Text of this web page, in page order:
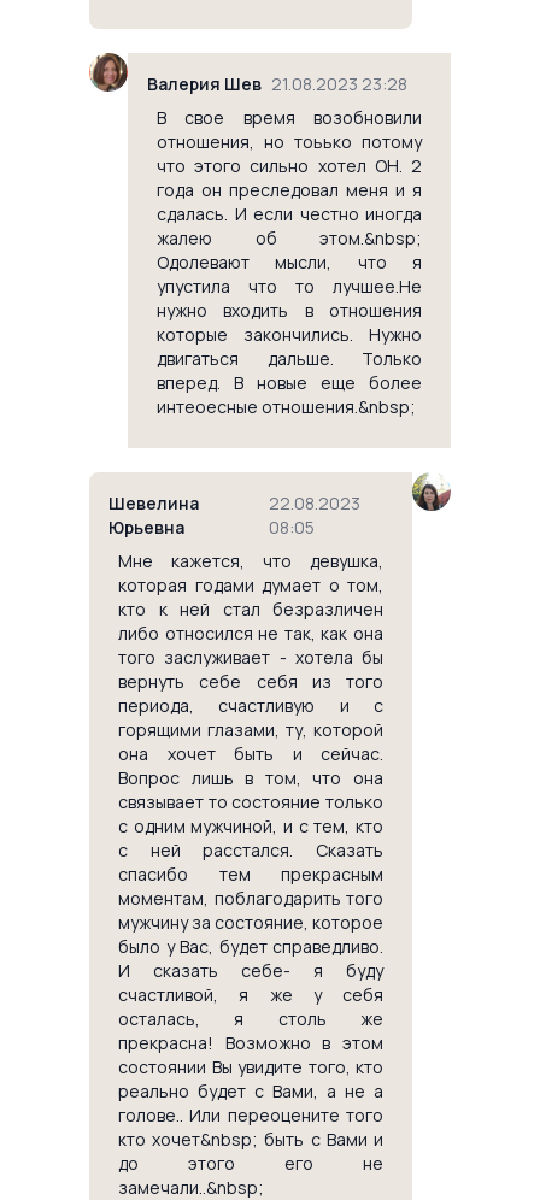
Валерия Шев 21.08.2023 23:28
В свое время возобновили
отношения, но тоьько потому
что этого сильно хотел ОН. 2
года он преследовал меня и я
сдалась. И если честно иногда
жалею об этом.&nbsp;
Одолевают мысли, что я
упустила что то лучшее.Не
нужно входить в отношения
которые закончились. Нужно
двигаться дальше. Только
вперед. В новые еще более
интеоесные отношения.&nbsp;
Шевелина
Юрьевна
22.08.2023
08:05
Мне кажется, что девушка,
которая годами думает о том,
кто к ней стал безразличен
либо относился не так, как она
того заслуживает - хотела бы
вернуть себе себя из того
периода, счастливую и с
горящими глазами, ту, которой
она хочет быть и сейчас.
Вопрос лишь в том, что она
связывает то состояние только
с одним мужчиной, и с тем, кто
с ней расстался. Сказать
спасибо тем прекрасным
моментам, поблагодарить того
мужчину за состояние, которое
было у Вас, будет справедливо.
И сказать себе- я буду
счастливой, я же у себя
осталась, я столь же
прекрасна! Возможно в этом
состоянии Вы увидите того, кто
реально будет с Вами, а не а
голове.. Или переоцените того
кто хочет&nbsp; быть с Вами и
до этого его не
замечали..&nbsp;